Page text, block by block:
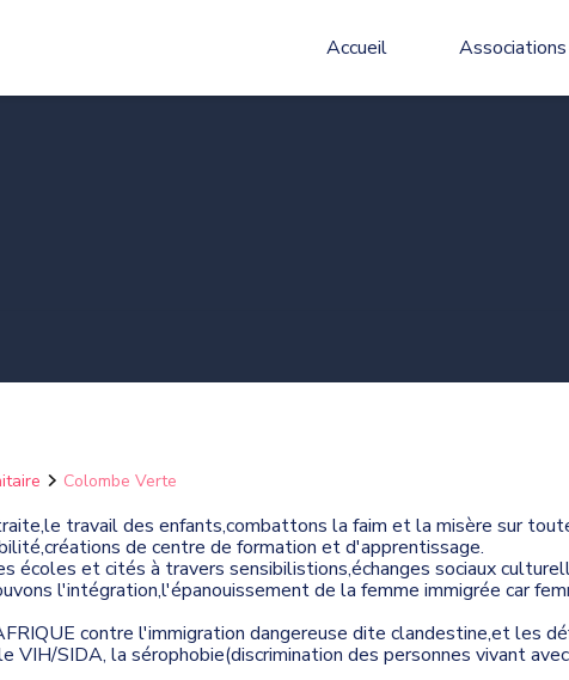
Accueil Associations
Colombe Verte
travail des enfants,combattons la faim et la misère sur
de centre de formation et d'apprentissage.
écoles et cités à travers sensibilistions,échanges sociaux
l'intégration,l'épanouissement de la femme immigrée car
contre l'immigration dangereuse dite clandestine,et les
VIH/SIDA, la sérophobie(discrimination des personnes vivant